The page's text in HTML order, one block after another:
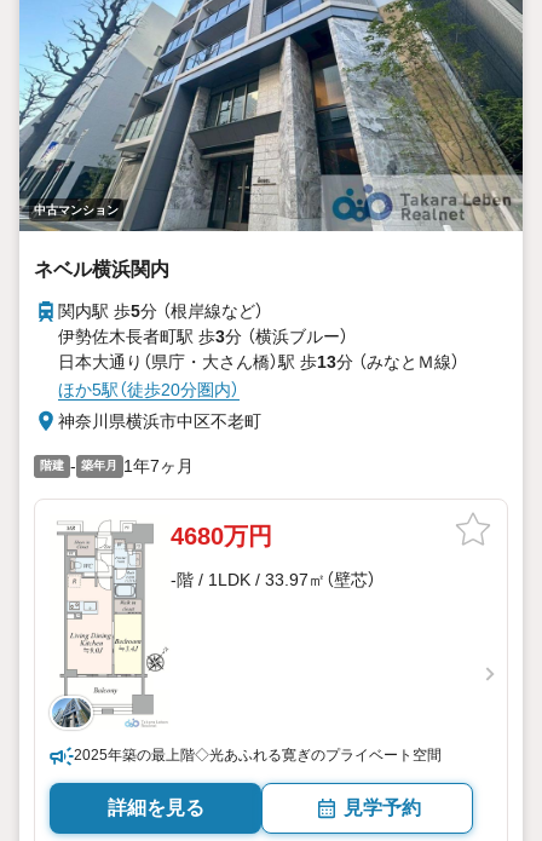
中古マンション
ネベル横浜関内
関内駅 歩5分 （根岸線など）
伊勢佐木長者町駅 歩3分 （横浜ブルー）
日本大通り（県庁・大さん橋）駅 歩13分 （みなとＭ線）
ほか5駅（徒歩20分圏内）
神奈川県横浜市中区不老町
階建 - 築年月 1年7ヶ月
4680万円
-階 / 1LDK / 33.97㎡（壁芯）
2025年築の最上階◇光あふれる寛ぎのプライベート空間
詳細を見る 見学予約